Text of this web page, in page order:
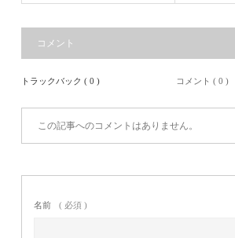
コメント
トラックバック ( 0 ) コメント ( 0 )
この記事へのコメントはありません。
名前 ( 必須 )